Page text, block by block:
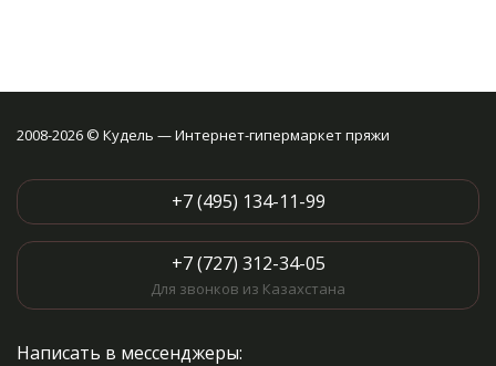
2008-2026 © Кудель — Интернет-гипермаркет пряжи
+7 (495) 134-11-99
+7 (727) 312-34-05
Для звонков из Казахстана
Написать в мессенджеры: